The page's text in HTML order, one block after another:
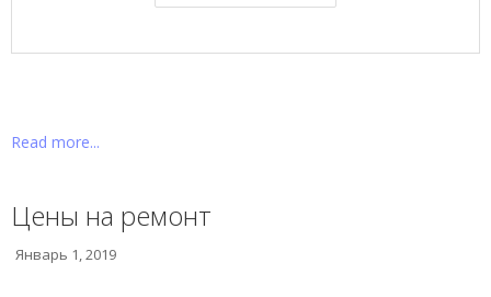
Read more...
Цены на ремонт
Январь 1, 2019